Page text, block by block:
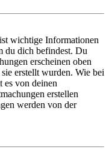
wichtige Informationen
du dich befindest. Du
erscheinen oben
erstellt wurden. Wie bei
es von deinen
erstellen
werden von der